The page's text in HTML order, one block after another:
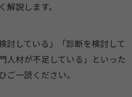
説します。
討している」「診断を検討して
人材が不足している」といった
ご一読ください。